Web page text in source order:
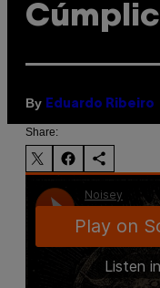
By Eduardo Ribeiro
Share: